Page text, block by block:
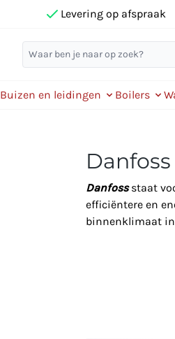
Levering op afspraak
Buizen en leidingen Boilers
Danfoss
Danfossstaat
efficiëntere en
binnenklimaat